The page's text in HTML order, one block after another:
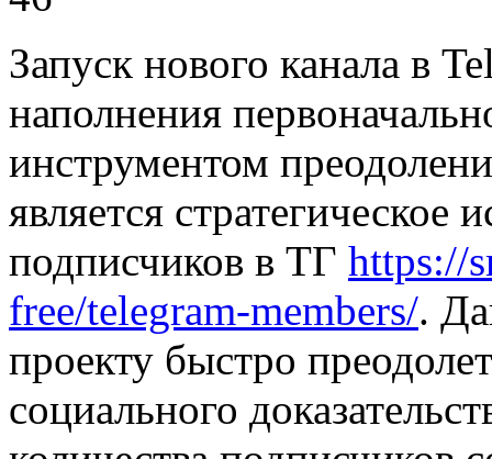
Запуск нового канала в
наполнения
инструментом
является стратегическое
подписчиков в ТГ https://
free/telegram-members/.
проекту быстро
социального